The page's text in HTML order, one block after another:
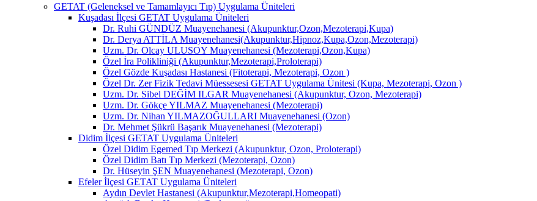
GETAT (Geleneksel ve Tamamlayıcı Tıp) Uygulama Üniteleri
Kuşadası İlçesi GETAT Uygulama Üniteleri
Dr. Ruhi GÜNDÜZ Muayenehanesi (Akupunktur,Ozon,Mezoterapi,Kupa)
Dr. Derya ATTİLA Muayenehanesi(Akupunktur,Hipnoz,Kupa,Ozon,Mezoterapi)
Uzm. Dr. Olcay ULUSOY Muayenehanesi (Mezoterapi,Ozon,Kupa)
Özel İra Polikliniği (Akupunktur,Mezoterapi,Proloterapi)
Özel Gözde Kuşadası Hastanesi (Fitoterapi, Mezoterapi, Ozon )
Özel Dr. Zer Fizik Tedavi Müessesesi GETAT Uygulama Ünitesi (Kupa, Mezoterapi, Ozon )
Uzm. Dr. Sibel DEĞİM ILGAR Muayenehanesi (Akupunktur, Ozon, Mezoterapi)
Uzm. Dr. Gökçe YILMAZ Muayenehanesi (Mezoterapi)
Uzm. Dr. Nihan YILMAZOĞULLARI Muayenehanesi (Ozon)
Dr. Mehmet Şükrü Başarık Muayenehanesi (Mezoterapi)
Didim İlçesi GETAT Uygulama Üniteleri
Özel Didim Egemed Tıp Merkezi (Akupunktur, Ozon, Proloterapi)
Özel Didim Batı Tıp Merkezi (Mezoterapi, Ozon)
Dr. Hüseyin ŞEN Muayenehanesi (Mezoterapi, Ozon)
Efeler İlçesi GETAT Uygulama Üniteleri
Aydın Devlet Hastanesi (Akupunktur,Mezoterapi,Homeopati)